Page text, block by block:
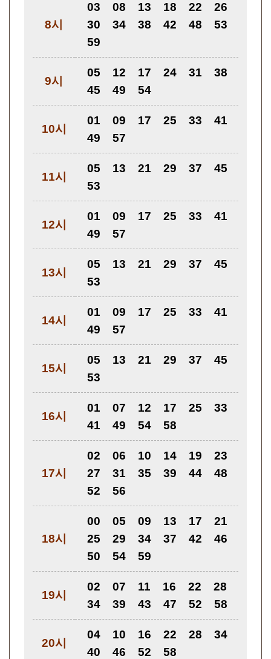
8시
03 08 13 18 22
26
30
34 38 42 48
53
59
9시
05 12 17 24 31
38
45
49 54
10시
01 09 17 25 33
41
49
57
11시
05 13 21 29 37
45
53
12시
01 09 17 25 33
41
49
57
13시
05 13 21 29 37
45
53
14시
01 09 17 25 33
41
49
57
15시
05 13 21 29 37
45
53
16시
01 07 12 17 25
33
41
49 54 58
17시
02 06 10 14 19
23
27
31 35 39 44
48
52
56
18시
00 05 09 13 17
21
25
29 34 37 42
46
50
54 59
19시
02 07 11 16 22
28
34
39 43 47 52 58
20시
04 10 16 22 28
34
40
46 52 58